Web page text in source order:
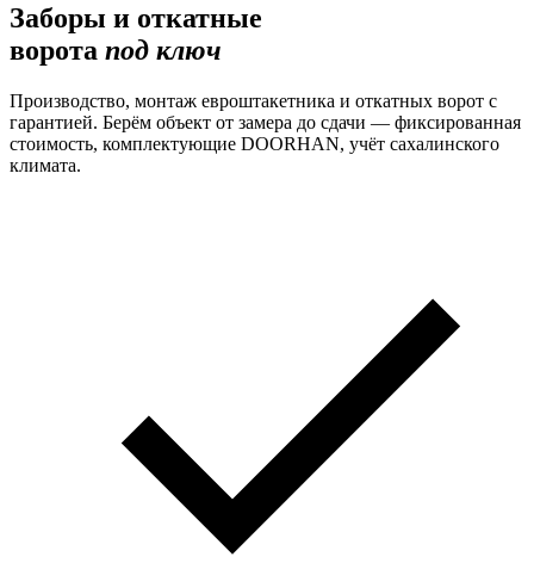
Заборы и откатные
ворота под ключ
Производство, монтаж евроштакетника и откатных ворот с
гарантией. Берём объект от замера до сдачи — фиксированная
стоимость, комплектующие DOORHAN, учёт сахалинского
климата.